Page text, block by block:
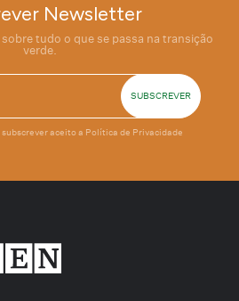
Newsletter
tudo o que se passa na transição
verde.
subscrever aceito a Política de Privacidade